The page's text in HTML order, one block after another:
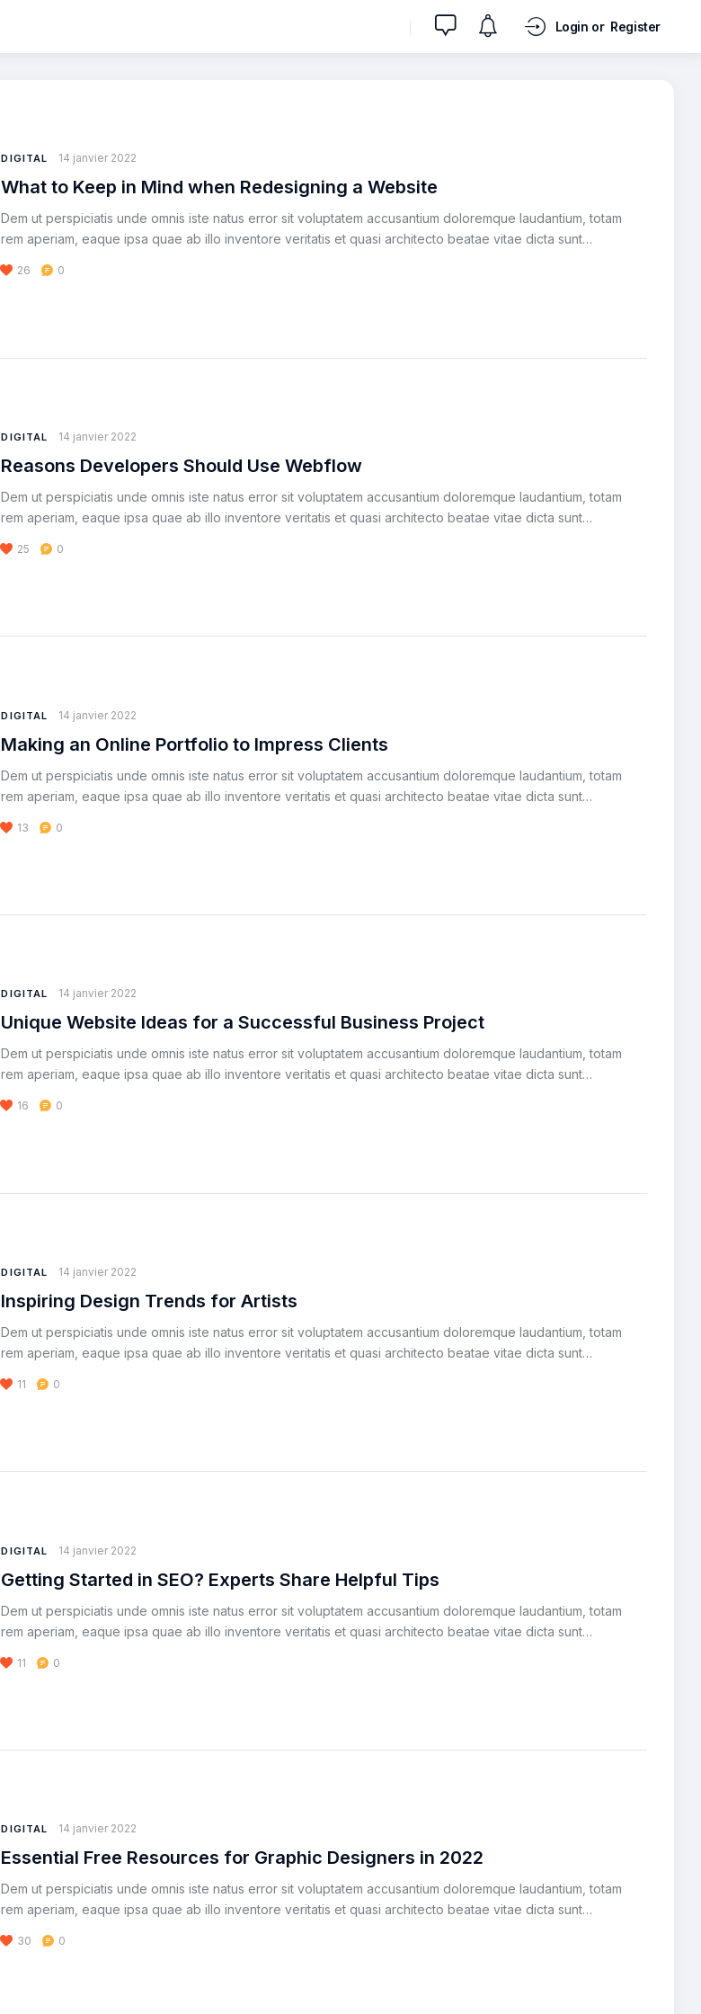
Login or Register
DIGITAL 14 janvier 2022
What to Keep in Mind when Redesigning a Website
Dem ut perspiciatis unde omnis iste natus error sit voluptatem accusantium doloremque laudantium, totam
rem aperiam, eaque ipsa quae ab illo inventore veritatis et quasi architecto beatae vitae dicta sunt…
26 0
DIGITAL 14 janvier 2022
Reasons Developers Should Use Webflow
Dem ut perspiciatis unde omnis iste natus error sit voluptatem accusantium doloremque laudantium, totam
rem aperiam, eaque ipsa quae ab illo inventore veritatis et quasi architecto beatae vitae dicta sunt…
25 0
DIGITAL 14 janvier 2022
Making an Online Portfolio to Impress Clients
Dem ut perspiciatis unde omnis iste natus error sit voluptatem accusantium doloremque laudantium, totam
rem aperiam, eaque ipsa quae ab illo inventore veritatis et quasi architecto beatae vitae dicta sunt…
13 0
DIGITAL 14 janvier 2022
Unique Website Ideas for a Successful Business Project
Dem ut perspiciatis unde omnis iste natus error sit voluptatem accusantium doloremque laudantium, totam
rem aperiam, eaque ipsa quae ab illo inventore veritatis et quasi architecto beatae vitae dicta sunt…
16 0
DIGITAL 14 janvier 2022
Inspiring Design Trends for Artists
Dem ut perspiciatis unde omnis iste natus error sit voluptatem accusantium doloremque laudantium, totam
rem aperiam, eaque ipsa quae ab illo inventore veritatis et quasi architecto beatae vitae dicta sunt…
11 0
DIGITAL 14 janvier 2022
Getting Started in SEO? Experts Share Helpful Tips
Dem ut perspiciatis unde omnis iste natus error sit voluptatem accusantium doloremque laudantium, totam
rem aperiam, eaque ipsa quae ab illo inventore veritatis et quasi architecto beatae vitae dicta sunt…
11 0
DIGITAL 14 janvier 2022
Essential Free Resources for Graphic Designers in 2022
Dem ut perspiciatis unde omnis iste natus error sit voluptatem accusantium doloremque laudantium, totam
rem aperiam, eaque ipsa quae ab illo inventore veritatis et quasi architecto beatae vitae dicta sunt…
30 0